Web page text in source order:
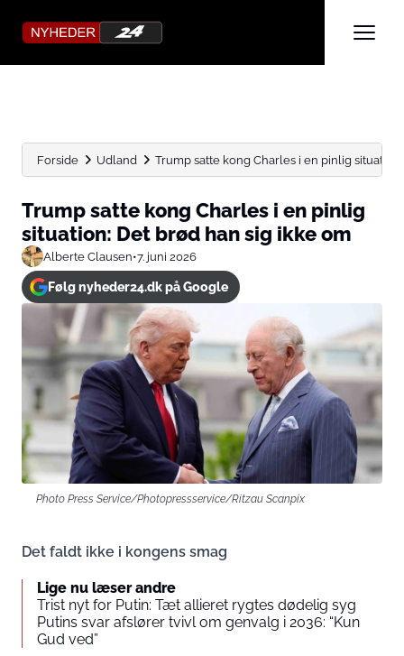
Forside Udland Trump satte kong Charles i en pinlig situation:
Trump satte kong Charles i en pinlig
situation: Det brød han sig ikke om
Alberte Clausen•7. juni 2026
Følg nyheder24.dk på Google
Photo Press Service/Photopressservice/Ritzau Scanpix
Det faldt ikke i kongens smag
Lige nu læser andre
Trist nyt for Putin: Tæt allieret rygtes dødelig syg
Putins svar afslører tvivl om genvalg i 2036: “Kun
Gud ved”